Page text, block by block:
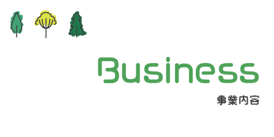
Business
事業内容